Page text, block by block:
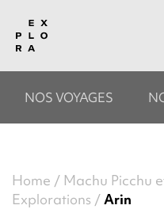
NOS VOYAGES
Home
Machu Picchu
Explorations
Arin